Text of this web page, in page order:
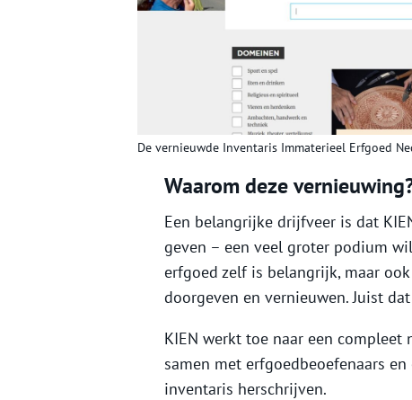
De vernieuwde Inventaris Immaterieel Erfgoed
Waarom deze
Een belangrijke drijfveer is dat
geven – een veel groter podium
erfgoed zelf is belangrijk, maar
doorgeven en vernieuwen. Juist
KIEN werkt toe naar een compleet
samen met erfgoedbeoefenaars
inventaris herschrijven.